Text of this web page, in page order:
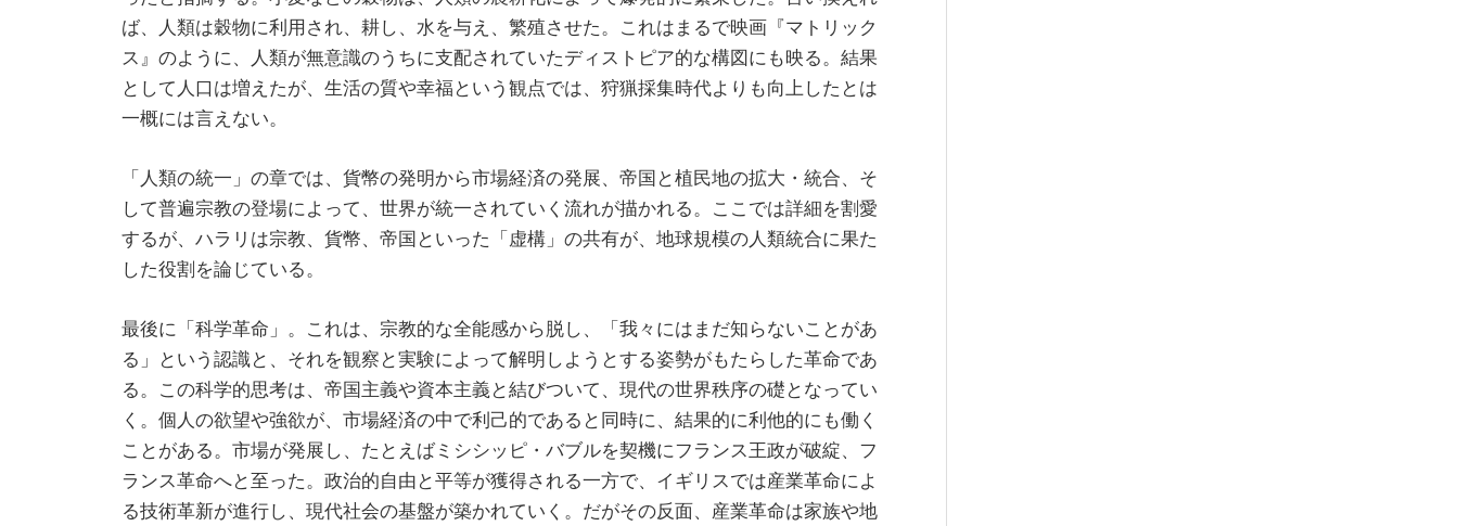
ば、人類は穀物に利用され、耕し、水を与え、繁殖させた。これはまるで映画『マトリック
ス』のように、人類が無意識のうちに支配されていたディストピア的な構図にも映る。結果
として人口は増えたが、生活の質や幸福という観点では、狩猟採集時代よりも向上したとは
一概には言えない。
「人類の統一」の章では、貨幣の発明から市場経済の発展、帝国と植民地の拡大・統合、そ
して普遍宗教の登場によって、世界が統一されていく流れが描かれる。ここでは詳細を割愛
するが、ハラリは宗教、貨幣、帝国といった「虚構」の共有が、地球規模の人類統合に果た
した役割を論じている。
最後に「科学革命」。これは、宗教的な全能感から脱し、「我々にはまだ知らないことがあ
る」という認識と、それを観察と実験によって解明しようとする姿勢がもたらした革命であ
る。この科学的思考は、帝国主義や資本主義と結びついて、現代の世界秩序の礎となってい
く。個人の欲望や強欲が、市場経済の中で利己的であると同時に、結果的に利他的にも働く
ことがある。市場が発展し、たとえばミシシッピ・バブルを契機にフランス王政が破綻、フ
ランス革命へと至った。政治的自由と平等が獲得される一方で、イギリスでは産業革命によ
る技術革新が進行し、現代社会の基盤が築かれていく。だがその反面、産業革命は家族や地